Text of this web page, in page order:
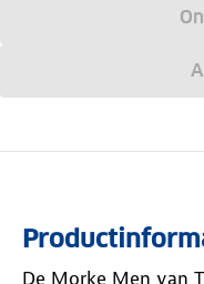
De Morke Men van